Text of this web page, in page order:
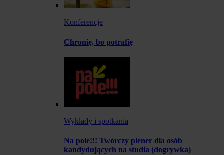
Konferencje
Chronię, bo potrafię
Wykłady i spotkania
Na pole!!! Twórczy plener dla osób
kandydujących na studia (dogrywka)